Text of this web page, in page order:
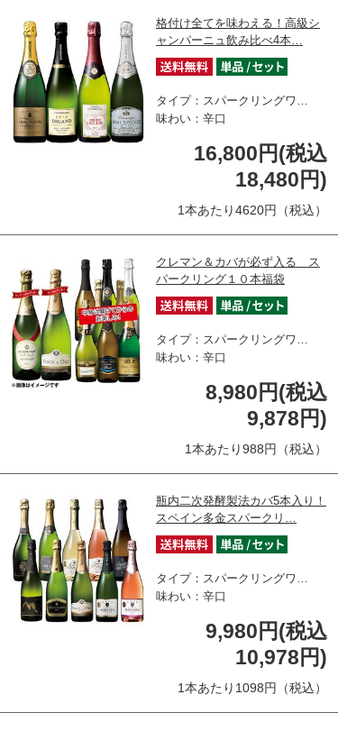
格付け全てを味わえる！高級シ
ャンパーニュ飲み比べ4本…
タイプ：スパークリングワ…
味わい：辛口
16,800円(税込
18,480円)
1本あたり4620円（税込）
クレマン＆カバが必ず入る ス
パークリング１０本福袋
タイプ：スパークリングワ…
味わい：辛口
8,980円(税込
9,878円)
1本あたり988円（税込）
瓶内二次発酵製法カバ5本入り！
スペイン多金スパークリ…
タイプ：スパークリングワ…
味わい：辛口
9,980円(税込
10,978円)
1本あたり1098円（税込）